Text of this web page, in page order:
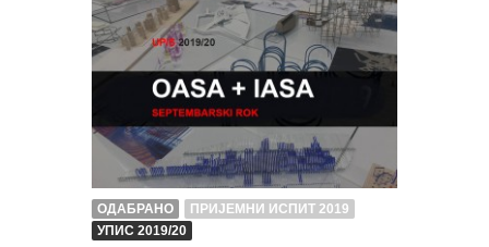
ОДАБРАНО
ПРИЈЕМНИ ИСПИТ 2019
УПИС 2019/20